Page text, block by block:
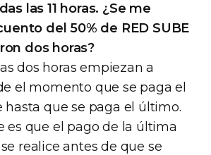
las 11 horas. ¿Se me
del 50% de RED SUBE
dos horas?
dos horas empiezan a
el momento que se paga el
hasta que se paga el último.
es que el pago de la última
realice antes de que se